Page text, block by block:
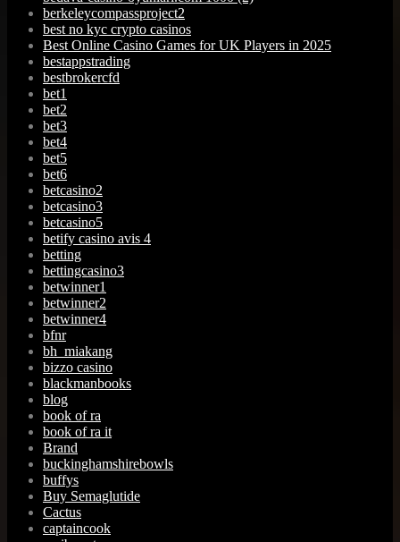
berkeleycompassproject2
best no kyc crypto casinos
Best Online Casino Games for UK Players in 2025
bestappstrading
bestbrokercfd
bet1
bet2
bet3
bet4
bet5
bet6
betcasino2
betcasino3
betcasino5
betify casino avis 4
betting
bettingcasino3
betwinner1
betwinner2
betwinner4
bfnr
bh_miakang
bizzo casino
blackmanbooks
blog
book of ra
book of ra it
Brand
buckinghamshirebowls
buffys
Buy Semaglutide
Cactus
captaincook